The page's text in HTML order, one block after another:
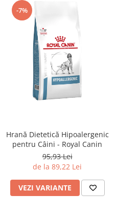
-7%
Hrană Dietetică Hipoalergenic
pentru Câini - Royal Canin
95,93 Lei
de la 89,22 Lei
VEZI VARIANTE